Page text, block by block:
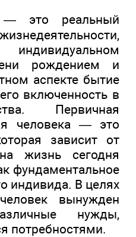
— это реальный
рождением и
аспекте бытие
включенность в
Первичная
человека — это
зависит от
жизнь сегодня
фундаментальное
индивида. В целях
вынужден
нужды,
потребностями.